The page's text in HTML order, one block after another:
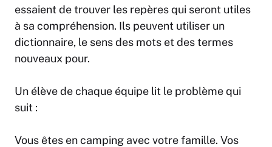
essaient de trouver les repères qui seront utiles
à sa compréhension. Ils peuvent utiliser un
dictionnaire, le sens des mots et des termes
nouveaux pour.
Un élève de chaque équipe lit le problème qui
suit :
Vous êtes en camping avec votre famille. Vos